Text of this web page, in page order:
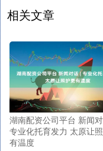
相关文章
湖南配资公司平台 新闻
专业化托育发力 太原让
有温度